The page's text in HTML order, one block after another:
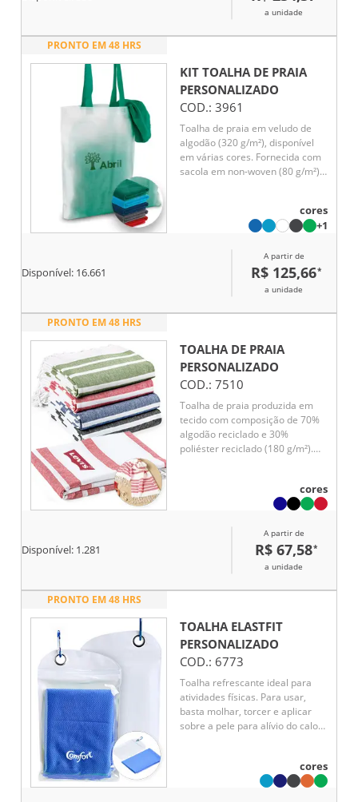
a unidade
PRONTO EM 48 HRS
KIT TOALHA DE PRAIA
PERSONALIZADO
COD.: 3961
Toalha de praia em veludo de
algodão (320 g/m²), disponível
em várias cores. Fornecida com
sacola em non-woven (80 g/m²).
cores
+1
Disponível: 16.661
A partir de
R$ 125,66*
a unidade
PRONTO EM 48 HRS
TOALHA DE PRAIA
PERSONALIZADO
COD.: 7510
Toalha de praia produzida em
tecido com composição de 70%
algodão reciclado e 30%
poliéster reciclado (180 g/m²).
em momentos de lazer ao arcores
Disponível: 1.281
A partir de
R$ 67,58*
a unidade
PRONTO EM 48 HRS
TOALHA ELASTFIT
PERSONALIZADO
COD.: 6773
Toalha refrescante ideal para
atividades físicas. Para usar,
basta molhar, torcer e aplicar
sobre a pele para alívio do calor.
embalagem compacta em PVC
com mosquetão. Lavar à mão
cores